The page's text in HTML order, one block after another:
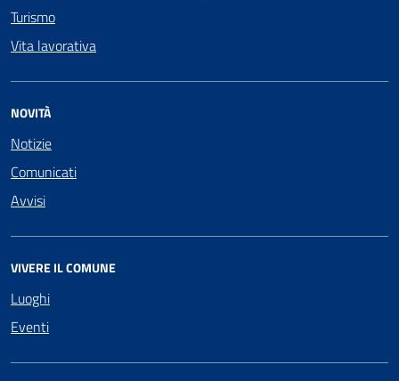
Turismo
Vita lavorativa
NOVITÀ
Notizie
Comunicati
Avvisi
VIVERE IL COMUNE
Luoghi
Eventi